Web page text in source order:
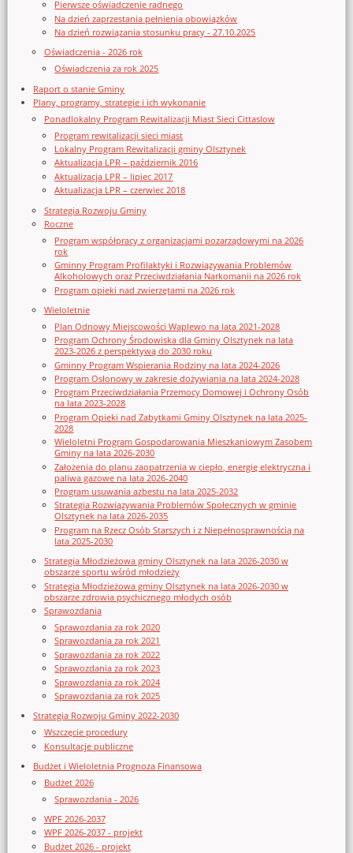
Pierwsze oświadczenie radnego
Na dzień zaprzestania pełnienia obowiązków
Na dzień rozwiązania stosunku pracy - 27.10.2025
Oświadczenia - 2026 rok
Oświadczenia za rok 2025
Raport o stanie Gminy
Plany, programy, strategie i ich wykonanie
Ponadlokalny Program Rewitalizacji Miast Sieci Cittaslow
Program rewitalizacji sieci miast
Lokalny Program Rewitalizacji gminy Olsztynek
Aktualizacja LPR – październik 2016
Aktualizacja LPR – lipiec 2017
Aktualizacja LPR – czerwiec 2018
Strategia Rozwoju Gminy
Roczne
Program współpracy z organizacjami pozarządowymi na 2026
rok
Gminny Program Profilaktyki i Rozwiązywania Problemów
Alkoholowych oraz Przeciwdziałania Narkomanii na 2026 rok
Program opieki nad zwierzętami na 2026 rok
Wieloletnie
Plan Odnowy Miejscowości Waplewo na lata 2021-2028
Program Ochrony Środowiska dla Gminy Olsztynek na lata
2023-2026 z perspektywą do 2030 roku
Gminny Program Wspierania Rodziny na lata 2024-2026
Program Osłonowy w zakresie dożywiania na lata 2024-2028
Program Przeciwdziałania Przemocy Domowej i Ochrony Osób
na lata 2023-2028
Program Opieki nad Zabytkami Gminy Olsztynek na lata 2025-
2028
Wieloletni Program Gospodarowania Mieszkaniowym Zasobem
Gminy na lata 2026-2030
Założenia do planu zaopatrzenia w ciepło, energię elektryczna i
paliwa gazowe na lata 2026-2040
Program usuwania azbestu na lata 2025-2032
Strategia Rozwiązywania Problemów Społecznych w gminie
Olsztynek na lata 2026-2035
Program na Rzecz Osób Starszych i z Niepełnosprawnością na
lata 2025-2030
Strategia Młodzieżowa gminy Olsztynek na lata 2026-2030 w
obszarze sportu wśród młodzieży
Strategia Młodzieżowa gminy Olsztynek na lata 2026-2030 w
obszarze zdrowia psychicznego młodych osób
Sprawozdania
Sprawozdania za rok 2020
Sprawozdania za rok 2021
Sprawozdania za rok 2022
Sprawozdania za rok 2023
Sprawozdania za rok 2024
Sprawozdania za rok 2025
Strategia Rozwoju Gminy 2022-2030
Wszczęcie procedury
Konsultacje publiczne
Budżet i Wieloletnia Prognoza Finansowa
Budżet 2026
Sprawozdania - 2026
WPF 2026-2037
WPF 2026-2037 - projekt
Budżet 2026 - projekt